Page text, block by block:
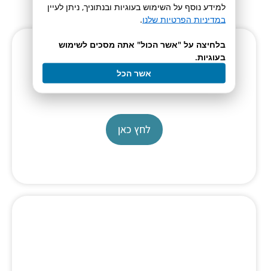
Electrolysis Workstation
670
לחץ כאן
למידע נוסף על השימוש בעוגיות ובנתוניך, ניתן לעיין
במדיניות הפרטיות שלנו.
בלחיצה על "אשר הכול" אתה מסכים לשימוש
בעוגיות.
אשר הכל